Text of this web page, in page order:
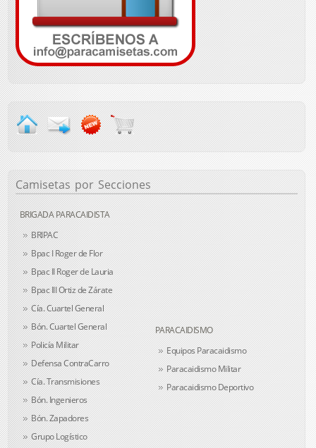
Camisetas por Secciones
BRIGADA PARACAIDISTA
BRIPAC
Bpac I Roger de Flor
Bpac II Roger de Lauria
Bpac III Ortiz de Zárate
Cía. Cuartel General
Bón. Cuartel General
Policía Militar
Defensa ContraCarro
Cía. Transmisiones
Bón. Ingenieros
Bón. Zapadores
Grupo Logístico
PARACAIDISMO
Equipos Paracaidismo
Paracaidismo Militar
Paracaidismo Deportivo